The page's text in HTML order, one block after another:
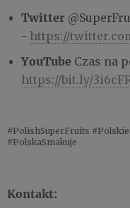
Twitter
- https://
YouTube Czas na
https://bit.ly/
#PolishSuperFruits
#PolskaSmakuje
Kontakt: